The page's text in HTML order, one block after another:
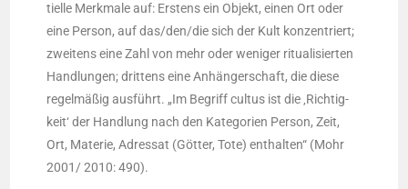
ti­el­le Merk­ma­le auf: Ers­tens ein Objekt, einen Ort oder
eine Per­son, auf das/den/die sich der Kult kon­zen­triert;
zwei­tens eine Zahl von mehr oder weni­ger ritua­li­sier­ten
Hand­lun­gen; drit­tens eine Anhän­ger­schaft, die die­se
regel­mä­ßig aus­führt. „Im Begriff cul­tus ist die ‚Rich­tig­
keit‘ der Hand­lung nach den Kate­go­rien Per­son, Zeit,
Ort, Mate­rie, Adres­sat (Göt­ter, Tote) ent­hal­ten“ (Mohr
2001/ 2010: 490).